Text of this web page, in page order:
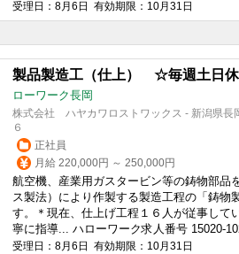
受理日：8月6日 有効期限：10月31日
製品製造工（仕上） ☆毎週土日休
ローワーク長岡
株式会社 ハヤカワロストワックス - 新潟県長
６
正社員
月給 220,000円 ～ 250,000円
航空機、産業用ガスタービン等の鋳物部品
ス製法）により作製する製造工程の「鋳物
す。＊現在、仕上げ工程１６人が従事して
寧に指導... ハローワーク求人番号 15020-
受理日：8月6日 有効期限：10月31日